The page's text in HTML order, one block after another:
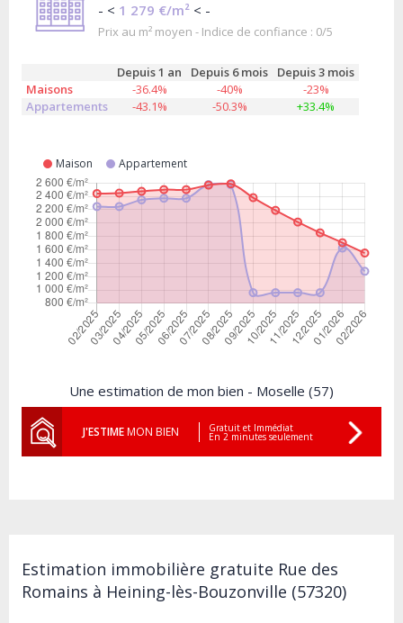
- < 1 279 €/m² < -
Prix au m² moyen - Indice de confiance : 0/5
Depuis 1 an Depuis 6 mois
Depuis 3 mois
Maisons
-36.4% -40%
-23%
Appartements
-43.1% -50.3% +33.4%
Maison Appartement
Une estimation de mon bien - Moselle (57)
J'ESTIMEMON BIEN Gratuit et Immédiat
En 2 minutes seulement
Estimation immobilière gratuite Rue des
Romains à Heining-lès-Bouzonville (57320)